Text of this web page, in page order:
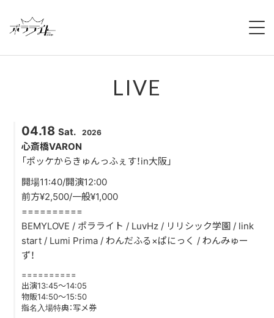
NEWS
LIVE
LIVE
04.18 Sat. 2026
心斎橋VARON
「ポッケからきゅんっふぇす！in大阪」
開場11:40/開演12:00
前方¥2,500/一般¥1,000
==========
BEMYLOVE / ポラライト / LuvHz / リリシック学園 / link
start / Lumi Prima / わんだふる×ぱにっく / わんみゅー
ず！
==========
出演13:45～14:05
物販14:50～15:50
指名入場特典：写メ券